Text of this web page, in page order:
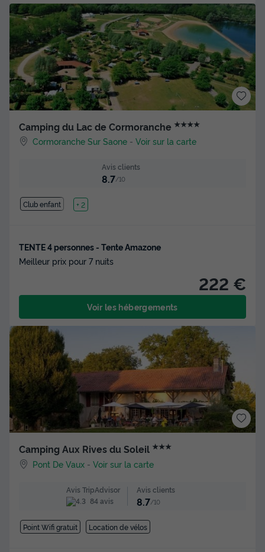
Camping du Lac de Cormoranche ★★★★
Cormoranche Sur Saone -Voir sur la carte
Avis clients
8.7/10
Club enfant Lac
+ 2
TENTE 4 personnes - Tente Amazone
Meilleur prix pour 7 nuits
222 €
Voir les hébergements
Camping Aux Rives du Soleil ★★★
Pont De Vaux -Voir sur la carte
Avis TripAdvisor
84 avis
Avis clients
8.7/10
Point Wifi gratuit Location de vélos